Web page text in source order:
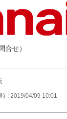
合せ）
: 2019/04/09 10:01